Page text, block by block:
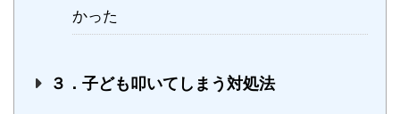
かった
３．子ども叩いてしまう対処法